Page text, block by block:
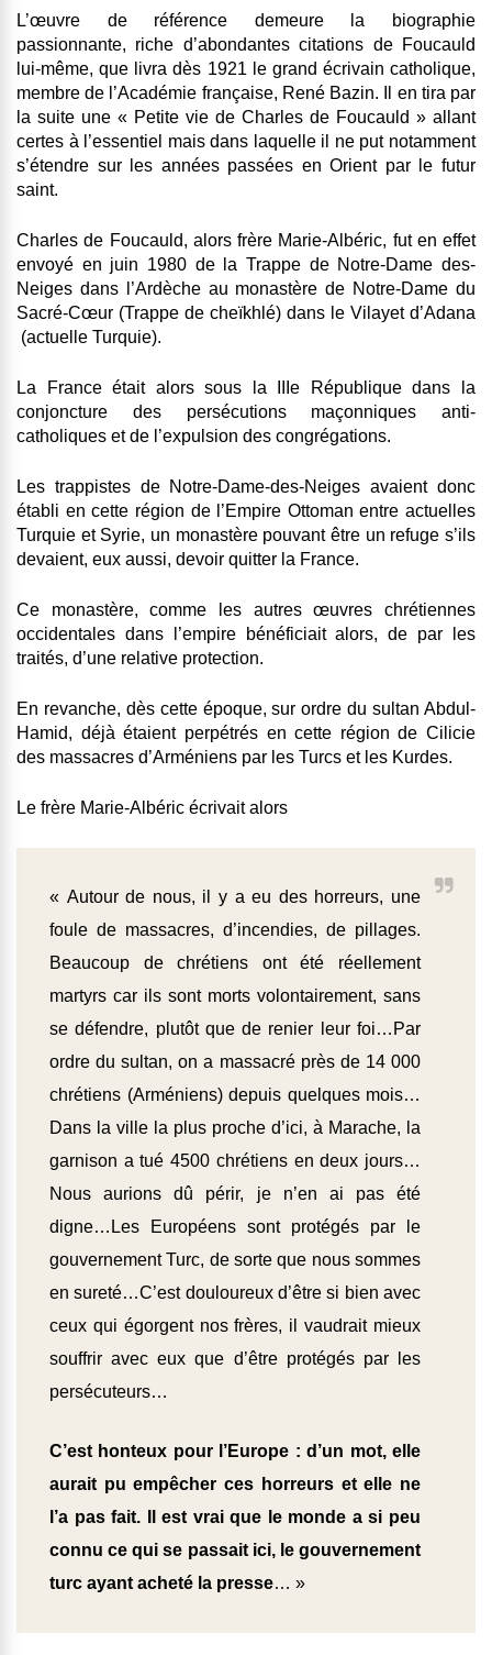
L’œuvre de référence demeure la biographie
passionnante, riche d’abondantes citations de Foucauld
lui-même, que livra dès 1921 le grand écrivain catholique,
membre de l’Académie française, René Bazin. Il en tira par
la suite une « Petite vie de Charles de Foucauld » allant
certes à l’essentiel mais dans laquelle il ne put notamment
s’étendre sur les années passées en Orient par le futur
saint.
Charles de Foucauld, alors frère Marie-Albéric, fut en effet
envoyé en juin 1980 de la Trappe de Notre-Dame des-
Neiges dans l’Ardèche au monastère de Notre-Dame du
Sacré-Cœur (Trappe de cheïkhlé) dans le Vilayet d’Adana
(actuelle Turquie).
La France était alors sous la IIIe République dans la
conjoncture des persécutions maçonniques anti-
catholiques et de l’expulsion des congrégations.
Les trappistes de Notre-Dame-des-Neiges avaient donc
établi en cette région de l’Empire Ottoman entre actuelles
Turquie et Syrie, un monastère pouvant être un refuge s’ils
devaient, eux aussi, devoir quitter la France.
Ce monastère, comme les autres œuvres chrétiennes
occidentales dans l’empire bénéficiait alors, de par les
traités, d’une relative protection.
En revanche, dès cette époque, sur ordre du sultan Abdul-
Hamid, déjà étaient perpétrés en cette région de Cilicie
des massacres d’Arméniens par les Turcs et les Kurdes.
Le frère Marie-Albéric écrivait alors
« Autour de nous, il y a eu des horreurs, une
foule de massacres, d’incendies, de pillages.
Beaucoup de chrétiens ont été réellement
martyrs car ils sont morts volontairement, sans
se défendre, plutôt que de renier leur foi…Par
ordre du sultan, on a massacré près de 14 000
chrétiens (Arméniens) depuis quelques mois…
Dans la ville la plus proche d’ici, à Marache, la
garnison a tué 4500 chrétiens en deux jours…
Nous aurions dû périr, je n’en ai pas été
digne…Les Européens sont protégés par le
gouvernement Turc, de sorte que nous sommes
en sureté…C’est douloureux d’être si bien avec
ceux qui égorgent nos frères, il vaudrait mieux
souffrir avec eux que d’être protégés par les
persécuteurs…
C’est honteux pour l’Europe : d’un mot, elle
aurait pu empêcher ces horreurs et elle ne
l’a pas fait. Il est vrai que le monde a si peu
connu ce qui se passait ici, le gouvernement
turc ayant acheté la presse… »